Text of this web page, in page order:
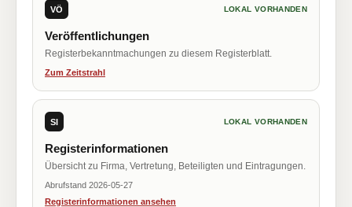
VÖ LOKAL VORHANDEN
Veröffentlichungen
Registerbekanntmachungen zu diesem Registerblatt.
Zum Zeitstrahl
SI LOKAL VORHANDEN
Registerinformationen
Übersicht zu Firma, Vertretung, Beteiligten und Eintragungen.
Abrufstand 2026-05-27
Registerinformationen ansehen